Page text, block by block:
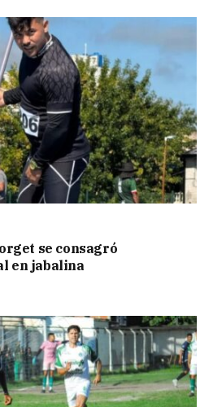
se consagró
en jabalina